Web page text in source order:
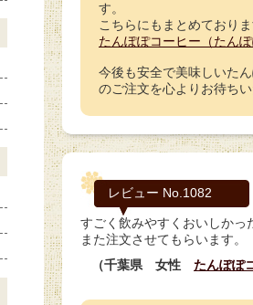
す。
こちらにもまとめており
たんぽぽコーヒー（たん
今後も安全で美味しいた
のご注文を心よりお待ちい
レビュー No.1082
すごく飲みやすくおいしかっ
また注文させてもらいます。
（千葉県 女性 たんぽぽ